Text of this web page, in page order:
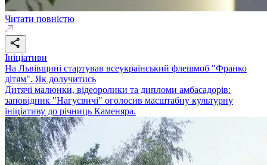
Читати повністю
Ініціативи
На Львівщині стартував всеукраїнський флешмоб "Франко
дітям". Як долучитись
Дитячі малюнки, відеоролики та дипломи амбасадорів:
заповідник "Нагуєвичі" оголосив масштабну культурну
ініціативу до річниць Каменяра.